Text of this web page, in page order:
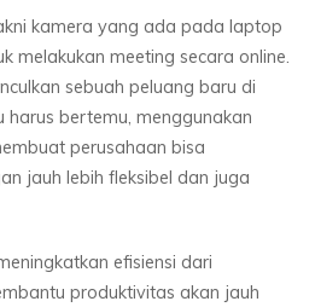
kamera yang ada pada laptop
melakukan meeting secara online.
sebuah peluang baru di
bertemu, menggunakan
perusahaan bisa
jauh lebih fleksibel dan juga
efisiensi dari
produktivitas akan jauh